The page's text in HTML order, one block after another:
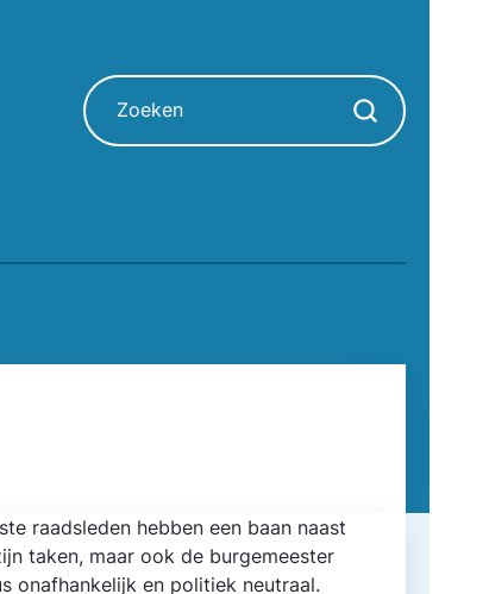
Zoeken
Zoekopdracht
raadsleden hebben een baan naast
taken, maar ook de burgemeester
onafhankelijk en politiek neutraal.